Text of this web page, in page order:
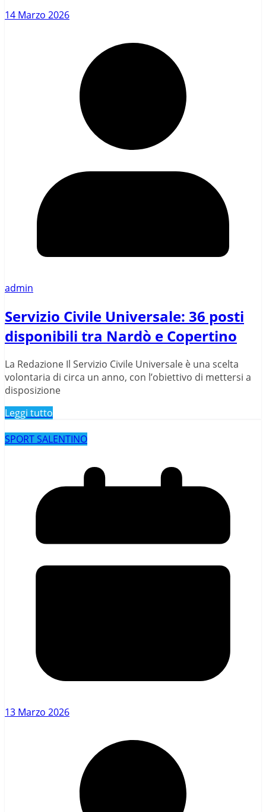
14 Marzo 2026
admin
Servizio Civile Universale: 36 posti
disponibili tra Nardò e Copertino
La Redazione Il Servizio Civile Universale è una scelta
volontaria di circa un anno, con l’obiettivo di mettersi a
disposizione
Leggi tutto
SPORT SALENTINO
13 Marzo 2026